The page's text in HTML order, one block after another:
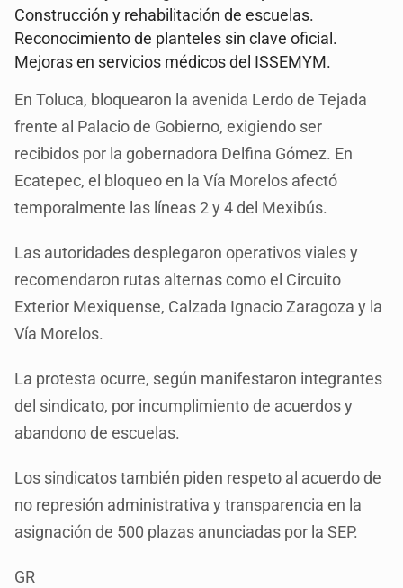
Construcción y rehabilitación de escuelas.
Reconocimiento de planteles sin clave oficial.
Mejoras en servicios médicos del ISSEMYM.
En Toluca, bloquearon la avenida Lerdo de Tejada
frente al Palacio de Gobierno, exigiendo ser
recibidos por la gobernadora Delfina Gómez. En
Ecatepec, el bloqueo en la Vía Morelos afectó
temporalmente las líneas 2 y 4 del Mexibús.
Las autoridades desplegaron operativos viales y
recomendaron rutas alternas como el Circuito
Exterior Mexiquense, Calzada Ignacio Zaragoza y la
Vía Morelos.
La protesta ocurre, según manifestaron integrantes
del sindicato, por incumplimiento de acuerdos y
abandono de escuelas.
Los sindicatos también piden respeto al acuerdo de
no represión administrativa y transparencia en la
asignación de 500 plazas anunciadas por la SEP.
GR